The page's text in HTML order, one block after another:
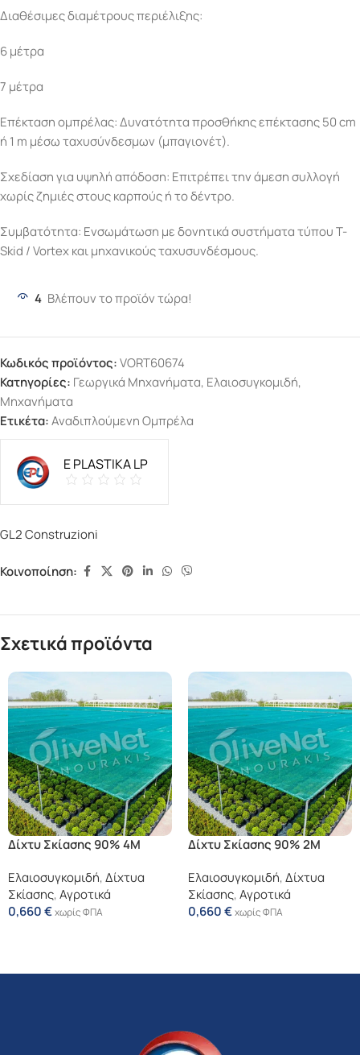
Διαθέσιμες διαμέτρους περιέλιξης:
6 μέτρα
7 μέτρα
Επέκταση ομπρέλας: Δυνατότητα προσθήκης επέκτασης 50 cm
ή 1 m μέσω ταχυσύνδεσμων (μπαγιονέτ).
Σχεδίαση για υψηλή απόδοση: Επιτρέπει την άμεση συλλογή
χωρίς ζημιές στους καρπούς ή το δέντρο.
Συμβατότητα: Ενσωμάτωση με δονητικά συστήματα τύπου T-
Skid / Vortex και μηχανικούς ταχυσυνδέσμους.
4 Βλέπουν το προϊόν τώρα!
Κωδικός προϊόντος:VORT60674
Κατηγορίες: Γεωργικά Μηχανήματα, Ελαιοσυγκομιδή,
Μηχανήματα
Ετικέτα:Αναδιπλούμενη Ομπρέλα
E PLASTIKA LP
GL2 Construzioni
Κοινοποίηση:
Σχετικά προϊόντα
Δίχτυ Σκίασης 90% 4Μ
Ελαιοσυγκομιδή,Δίχτυα
Σκίασης,Αγροτικά
0,660€χωρίς ΦΠΑ
Δίχτυ Σκίασης 90% 2Μ
Ελαιοσυγκομιδή,Δίχτυα
Σκίασης,Αγροτικά
0,660€χωρίς ΦΠΑ